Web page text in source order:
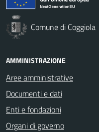
Comune di Coggiola
AMMINISTRAZIONE
Aree amministrative
Documenti e dati
Enti e fondazioni
Organi di governo